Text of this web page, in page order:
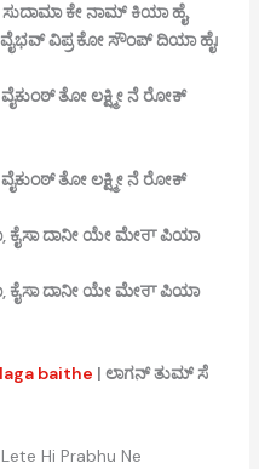
ಸುದಾಮಾಕೇನಾಮ್ಕಿಯಾಹೈ,
ವೈಭವ್ವಿಪ್ರಕೋಸೌಂಪ್ದಿಯಾಹೈ।
ವೈಕುಂಠ್ತೋಲಕ್ಷ್ಮೀನೆರೋಕ್
ವೈಕುಂಠ್ತೋಲಕ್ಷ್ಮೀನೆರೋಕ್
ಕೈಸಾದಾನೀಯೇಮೇਰਾಪಿಯಾ
ಕೈಸಾದಾನೀಯೇಮೇਰਾಪಿಯಾ
baithe | ಲಾಗನ್ ತುಮ್ ಸೆ
Hi Prabhu Ne